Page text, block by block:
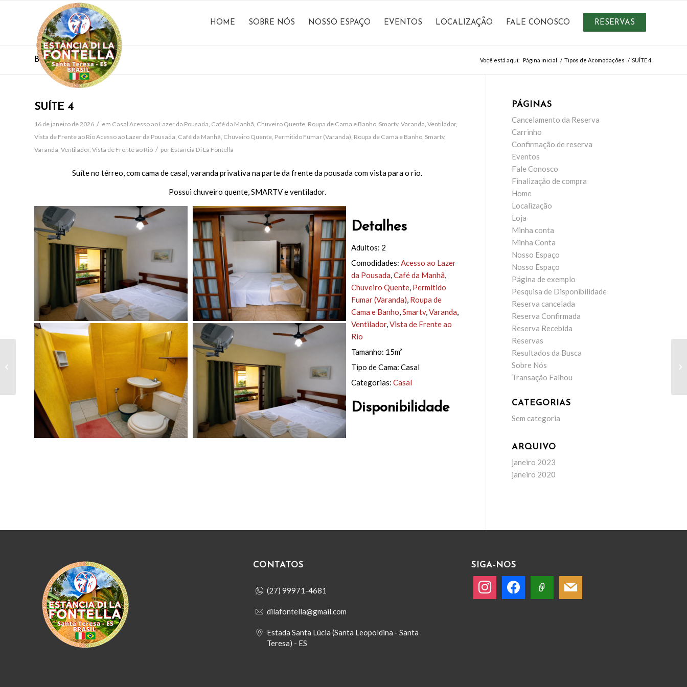
HOME SOBRE NÓS NOSSO ESPAÇO EVENTOS LOCALIZAÇÃO FALE CONOSCO RESERVAS
Blog - Últimas notícias Você está aqui: Página inicial / Tipos de Acomodações / SUÍTE 4
SUÍTE 4
16 de janeiro de 2026 / em Casal Acesso ao Lazer da Pousada, Café da Manhã, Chuveiro Quente, Roupa de Cama e Banho, Smartv, Varanda, Ventilador,
Vista de Frente ao RioAcesso ao Lazer da Pousada, Café da Manhã, Chuveiro Quente, Permitido Fumar (Varanda), Roupa de Cama e Banho, Smartv,
Varanda, Ventilador, Vista de Frente ao Rio / por Estancia Di La Fontella
Suíte no térreo, com cama de casal, varanda privativa na parte da frente da pousada com vista para o rio.
Possui chuveiro quente, SMARTV e ventilador.
Detalhes
Adultos: 2
Comodidades: Acesso ao Lazer
da Pousada Café da Manhã
Chuveiro Quente Permitido
Fumar (Varanda) Roupa de
Cama e Banho Smartv, Varanda
Ventilador, Vista de Frente ao
Rio
Tamanho: 15m²
Tipo de Cama: Casal
Categorias: Casal
Disponibilidade
PÁGINAS
Cancelamento da Reserva
Carrinho
Confirmação de reserva
Eventos
Fale Conosco
Finalização de compra
Home
Localização
Loja
Minha conta
Minha Conta
Nosso Espaço
Nosso Espaço
Página de exemplo
Pesquisa de Disponibilidade
Reserva cancelada
Reserva Confirmada
Reserva Recebida
Reservas
Resultados da Busca
Sobre Nós
Transação Falhou
CATEGORIAS
Sem categoria
ARQUIVO
janeiro 2023
janeiro 2020
CONTATOS
(27) 99971-4681
dilafontella@gmail.com
Estada Santa Lúcia (Santa Leopoldina - Santa
Teresa) - ES
SIGA-NOS